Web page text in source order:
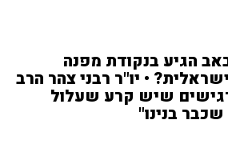
הגיע בנקודת מפנה
• יו"ר רבני צהר הרב
שיש קרע שעלול
בנינו"